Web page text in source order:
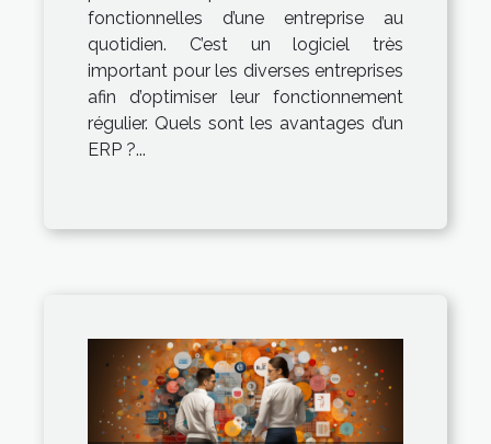
fonctionnelles d’une entreprise au
quotidien. C’est un logiciel très
important pour les diverses entreprises
afin d’optimiser leur fonctionnement
régulier. Quels sont les avantages d’un
ERP ?...